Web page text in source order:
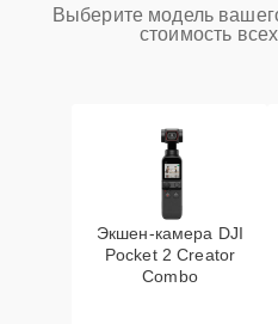
Выберите модель
стоимость
Экшен-камера DJI
Pocket 2 Creator
Combo